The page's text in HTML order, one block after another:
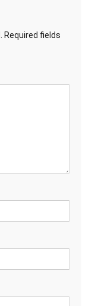
Required fields